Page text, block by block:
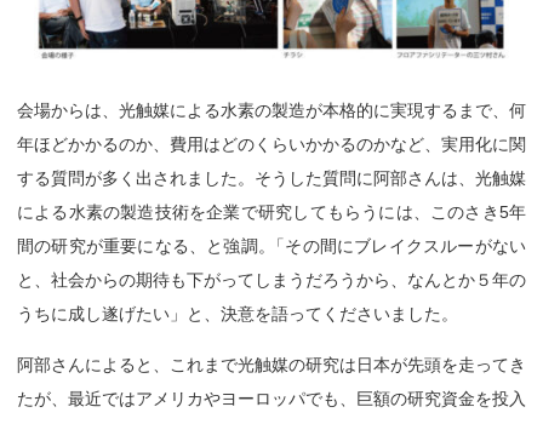
会場からは、光触媒による水素の製造が本格的に実現するまで、何
年ほどかかるのか、費用はどのくらいかかるのかなど、実用化に関
する質問が多く出されました。そうした質問に阿部さんは、光触媒
による水素の製造技術を企業で研究してもらうには、このさき5年
間の研究が重要になる、と強調 。
「その間にブレイクスルーがない
と、社会からの期待も下がってしまうだろうから、なんとか５年の
うちに成し遂げたい」と、決意を語ってくださいました。
阿部さんによると、これまで光触媒の研究は日本が先頭を走ってき
たが、最近ではアメリカやヨーロッパでも、巨額の研究資金を投入